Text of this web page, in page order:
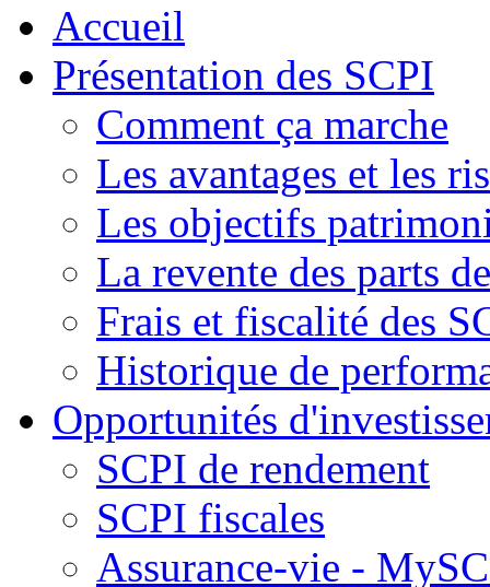
Accueil
Présentation des SCPI
Comment ça marche
Les avantages et les
Les objectifs
La revente des parts
Frais et fiscalité des
Historique de
Opportunités
SCPI de rendement
SCPI fiscales
Assurance-vie -